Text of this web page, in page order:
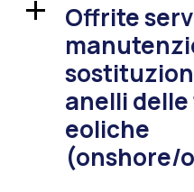
a
Offrite
anelli
eoliche
(onshore/